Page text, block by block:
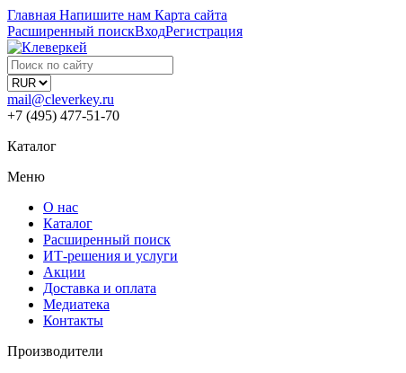
Главная Напишите нам Карта сайта
Расширенный поискВходРегистрация
mail@cleverkey.ru
+7 (495) 477-51-70
Каталог
Меню
О нас
Каталог
Расширенный поиск
ИТ-решения и услуги
Акции
Доставка и оплата
Медиатека
Контакты
Производители